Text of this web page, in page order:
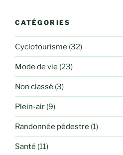
CATÉGORIES
Cyclotourisme (32)
Mode de vie (23)
Non classé (3)
Plein-air (9)
Randonnée pédestre (1)
Santé (11)